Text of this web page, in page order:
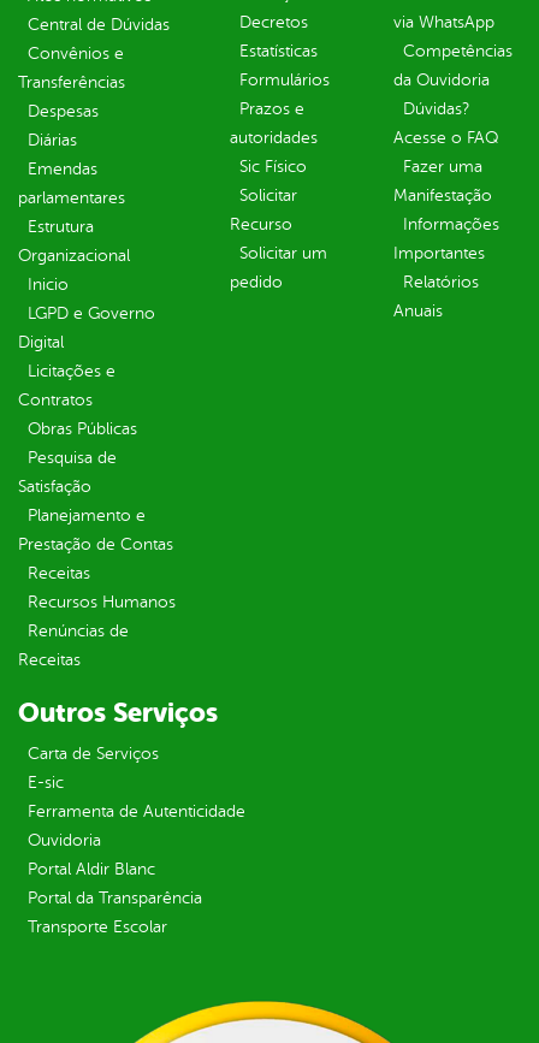
Central de Dúvidas
Convênios e
Transferências
Despesas
Diárias
Emendas
parlamentares
Estrutura
Organizacional
Inicio
LGPD e Governo
Digital
Licitações e
Contratos
Obras Públicas
Pesquisa de
Satisfação
Planejamento e
Prestação de Contas
Receitas
Recursos Humanos
Renúncias de
Receitas
Decretos
Estatísticas
Formulários
Prazos e
autoridades
Sic Físico
Solicitar
Recurso
Solicitar um
pedido
via WhatsApp
Competências
da Ouvidoria
Dúvidas?
Acesse o FAQ
Fazer uma
Manifestação
Informações
Importantes
Relatórios
Anuais
Outros Serviços
Carta de Serviços
E-sic
Ferramenta de Autenticidade
Ouvidoria
Portal Aldir Blanc
Portal da Transparência
Transporte Escolar